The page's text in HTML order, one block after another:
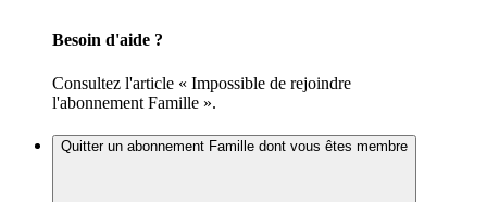
Besoin d'aide ?
Consultez l'article « Impossible de rejoindre
l'abonnement Famille ».
Quitter un abonnement Famille dont vous êtes membre